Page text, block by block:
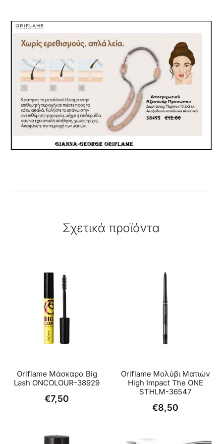
Σχετικά προϊόντα
Oriflame Μάσκαρα Big
Lash ONCOLOUR-38929
€7,50
Oriflame Μολύβι Ματιών
High Impact The ONE
STHLM-36547
€8,50